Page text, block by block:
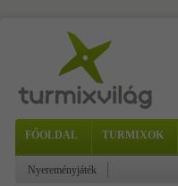
FŐOLDAL TURMIXOK
Nyereményjáték